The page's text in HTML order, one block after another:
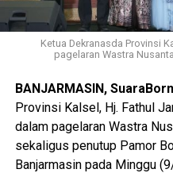
dan semangat gotong
Amang Ady
bersama warga, mulai dari
lomba, tempat
peserta. Ia juga mengajak
menyukseskan kegiatan
ke-81 dapat berlangsung
Ketua Dekranasda Provinsi
pagelaran Wastra
BANJARMASIN,
Provinsi Kalsel, Hj. Fathul
dalam pagelaran Wastra
sekaligus penutup Pamor
Banjarmasin pada Minggu